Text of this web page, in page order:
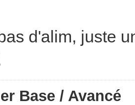
d'alim, juste
Base / Avancé